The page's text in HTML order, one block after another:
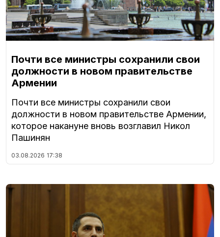
Почти все министры сохранили свои
должности в новом правительстве
Армении
Почти все министры сохранили свои
должности в новом правительстве Армении,
которое накануне вновь возглавил Никол
Пашинян
03.08.2026 17:38